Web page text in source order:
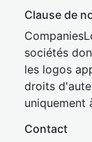
Clause de
sociétés
les logos
droits
uniquement
Contact